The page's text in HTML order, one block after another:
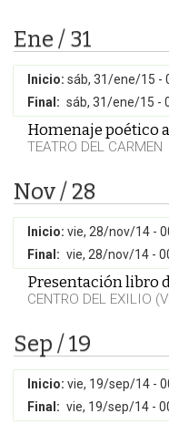
Ene / 31
Inicio: sáb, 31/ene/15 -
Final: sáb, 31/ene/15 -
Homenaje poético
TEATRO DEL CARMEN
Nov / 28
Inicio: vie, 28/nov/14 -
Final: vie, 28/nov/14 -
Presentación libro
CENTRO DEL EXILIO
Sep / 19
Inicio: vie, 19/sep/14 -
Final: vie, 19/sep/14 -